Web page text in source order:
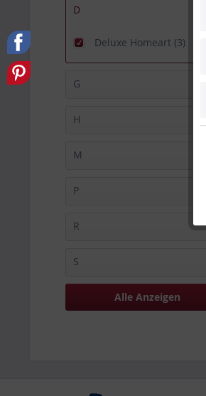
D
Deluxe Homeart (3)
G
H
M
P
R
S
S.A.G. Balloons (2)
Alle Anzeigen